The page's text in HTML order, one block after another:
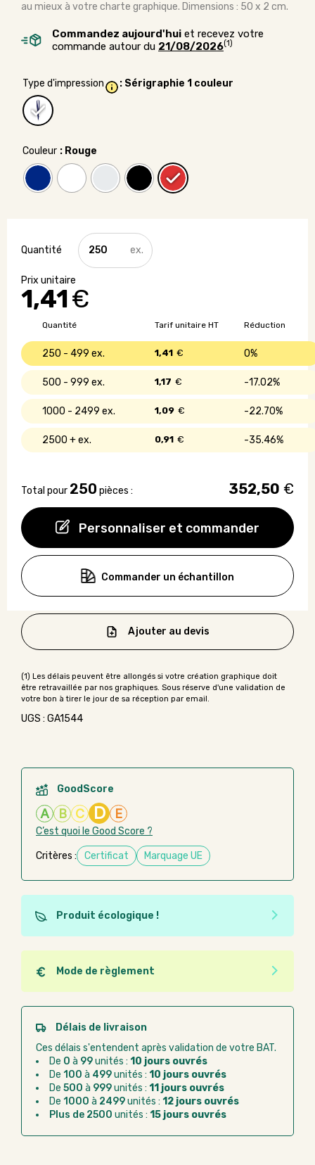
au mieux à votre charte graphique. Dimensions : 50 x 2 cm.
Commandez aujourd'hui et recevez votre
commande autour du 21/08/2026(1)
Type d'impression : Sérigraphie 1 couleur
Couleur : Rouge
1,41€
Personnaliser et commander
quantité
de
Lanyard
bouteille
recyclée
Quantité Réduction
Tarif unitaire HT
250 - 499 0%
1,41 €
500 - 999 17.02%
1,17 €
1000 - 2499 22.70%
1,09 €
2500 + 35.46%
0,91 €
Total pour 250 pièces : 352,50 €
Commander un échantillon
Ajouter au devis
UGS : GA1544
GoodScore
A B C D E
C’est quoi le Good Score ?
Critères : Certificat Marquage UE
Produit écologique !
Ce produit est éco-conçu, il a été fabriqué à partir de
matériaux recyclés ou recyclables. Ces produits
peuvent plus facilement obtenir une seconde vie
après utilisation. L'origine de fabrication du produit
n'entre pas dans les critères d'éco-conception.
Mode de règlement
Quel que soit le mode de règlement, vous pouvez
passer commande en ligne sur Good Act.
Paiement CB :paiement sécurisé par carte
Virement bancaire :règlement sur facture
après la commande
Chorus Pro :règlement par mandat
administratif après la commande
Délais de livraison
Ces délais s'entendent après validation de votre BAT.
De 0 à 99unités : 10 jours ouvrés
De 100 à 499unités : 10 jours ouvrés
De 500 à 999unités : 11 jours ouvrés
De 1000 à 2499unités : 12 jours ouvrés
Plus de 2500 unités : 15 jours ouvrés